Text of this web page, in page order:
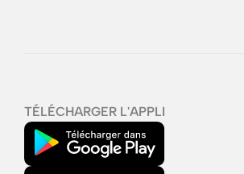
TÉLÉCHARGER L'APPLI